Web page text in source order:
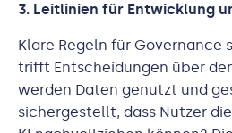
3. Leitlinien für Entwicklung
Klare Regeln für Governance
trifft Entscheidungen über
werden Daten genutzt und
sichergestellt, dass Nutzer